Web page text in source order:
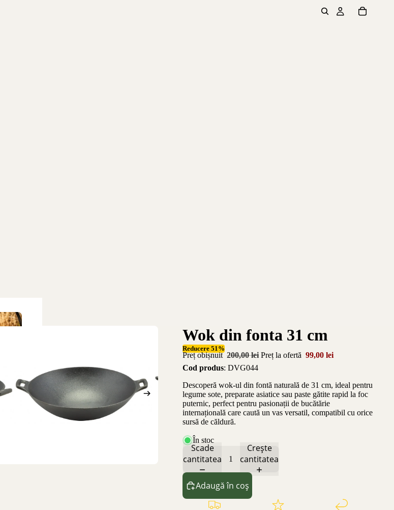
Wok din fonta 31 cm
Reducere 51%
Preț obișnuit 200,00 lei Preț la ofertă 99,00 lei
Cod produs: DVG044
Descoperă wok-ul din fontă naturală de 31 cm, ideal pentru
legume sote, preparate asiatice sau paste gătite rapid la foc
puternic, perfect pentru pasionații de bucătărie
internațională care caută un vas versatil, compatibil cu orice
sursă de căldură.
În stoc
Scade
cantitatea
Crește
cantitatea
Adaugă în coș